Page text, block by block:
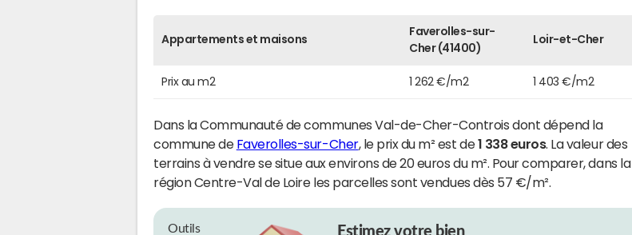
Appartements et maisons
Faverolles-sur-
Cher (41400)
Loir-et-Cher
Prix au m2 1 262 €/m2 1 403 €/m2
Dans la Communauté de communes Val-de-Cher-Controis dont dépend la
commune de Faverolles-sur-Cher, le prix du m² est de1 338 euros. La valeur des
terrains à vendre se situe aux environs de 20 euros du m². Pour comparer, dans la
région Centre-Val de Loire les parcelles sont vendues dès 57 €/m².
Outils
Estimez votre bien